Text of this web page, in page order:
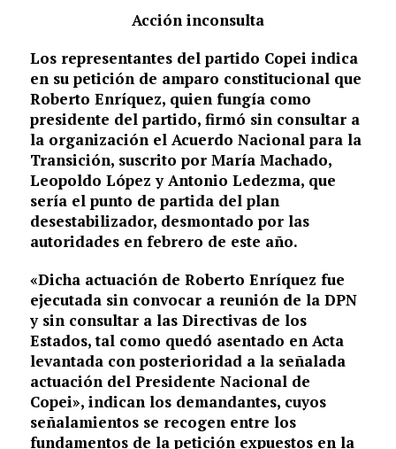
Acción inconsulta
Los representantes del partido Copei indica
en su petición de amparo constitucional que
Roberto Enríquez, quien fungía como
presidente del partido, firmó sin consultar a
la organización el Acuerdo Nacional para la
Transición, suscrito por María Machado,
Leopoldo López y Antonio Ledezma, que
sería el punto de partida del plan
desestabilizador, desmontado por las
autoridades en febrero de este año.
«Dicha actuación de Roberto Enríquez fue
ejecutada sin convocar a reunión de la DPN
y sin consultar a las Directivas de los
Estados, tal como quedó asentado en Acta
levantada con posterioridad a la señalada
actuación del Presidente Nacional de
Copei», indican los demandantes, cuyos
señalamientos se recogen entre los
fundamentos de la petición expuestos en la